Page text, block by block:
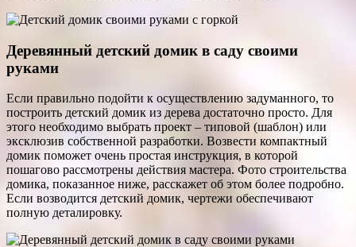
Деревянный детский домик в саду своими
руками
Если правильно подойти к осуществлению задуманного, то
построить детский домик из дерева достаточно просто. Для
этого необходимо выбрать проект – типовой (шаблон) или
эксклюзив собственной разработки. Возвести компактный
домик поможет очень простая инструкция, в которой
пошагово рассмотрены действия мастера. Фото строительства
домика, показанное ниже, расскажет об этом более подробно.
Если возводится детский домик, чертежи обеспечивают
полную деталировку.